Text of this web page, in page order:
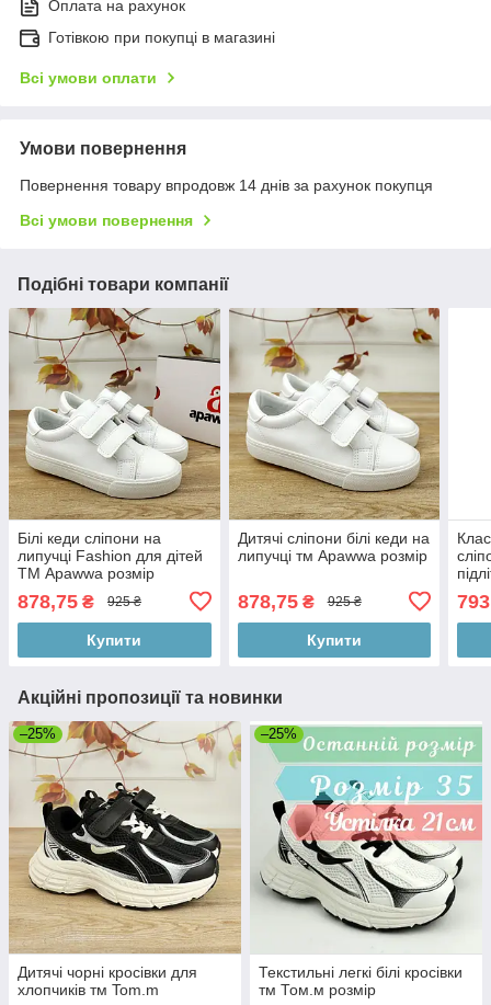
Оплата на рахунок
Готівкою при покупці в магазині
Всі умови оплати
Умови повернення
Повернення товару впродовж 14 днів за рахунок покупця
Всі умови повернення
Подібні товари компанії
Білі кеди сліпони на
липучці Fashion для дітей
ТМ Apawwa розмір
878,75 ₴ 925 ₴
Купити
Дитячі сліпони білі кеди на
липучці тм Apawwa розмір
878,75₴ 925 ₴
Купити
Акційні пропозиції та новинки
–25%
Дитячі чорні кросівки для
хлопчиків тм Tom.m
–25%
Текстильні легкі білі кросівки
тм Том.м розмір